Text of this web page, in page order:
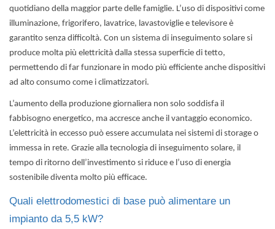
quotidiano della maggior parte delle famiglie. L’uso di dispositivi come
illuminazione, frigorifero, lavatrice, lavastoviglie e televisore è
garantito senza difficoltà. Con un sistema di inseguimento solare si
produce molta più elettricità dalla stessa superficie di tetto,
permettendo di far funzionare in modo più efficiente anche dispositivi
ad alto consumo come i climatizzatori.
L’aumento della produzione giornaliera non solo soddisfa il
fabbisogno energetico, ma accresce anche il vantaggio economico.
L’elettricità in eccesso può essere accumulata nei sistemi di storage o
immessa in rete. Grazie alla tecnologia di inseguimento solare, il
tempo di ritorno dell’investimento si riduce e l’uso di energia
sostenibile diventa molto più efficace.
Quali elettrodomestici di base può alimentare un
impianto da 5,5 kW?